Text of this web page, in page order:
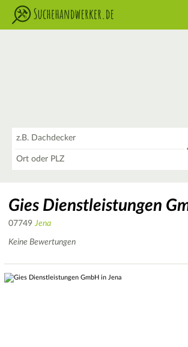
Gies Dienstleistungen
07749Jena
Keine Bewertungen